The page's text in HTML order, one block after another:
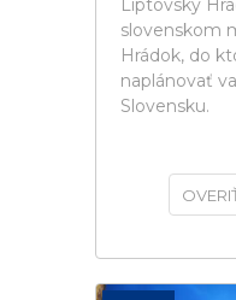
Liptovsky
slovenskom
Hrádok, do
naplánovať
Slovensku.